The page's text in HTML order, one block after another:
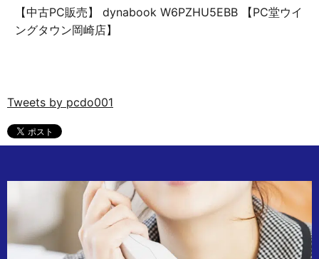
【中古PC販売】 dynabook W6PZHU5EBB 【PC堂ウイ
ングタウン岡崎店】
Tweets by pcdo001